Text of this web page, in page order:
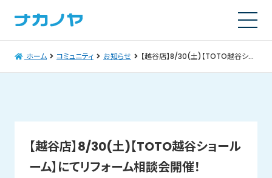
ホーム コミュニティ お知らせ 【越谷店】8/30(土)【TOTO越谷ショールーム】にてリフォーム相談会開催！
【越谷店】8/30(土)【TOTO越谷ショール
ーム】にてリフォーム相談会開催！